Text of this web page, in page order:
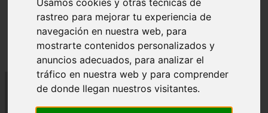
Usamos cookies y otras técnicas de
rastreo para mejorar tu experiencia de
navegación en nuestra web, para
mostrarte contenidos personalizados y
anuncios adecuados, para analizar el
tráfico en nuestra web y para comprender
de donde llegan nuestros visitantes.
En África harán lo que parecía imposible: Utilizarán
moléculas de agua para cocinar sus alimentos